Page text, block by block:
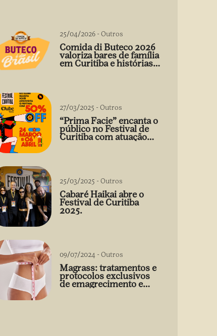
25/04/2026 -Outros
Comida di Buteco 2026
valoriza bares de família
em Curitiba e histórias
27/03/2025 -Outros
“Prima Facie” encanta o
público no Festival de
Curitiba com atuação
arrebatadora de Débora
25/03/2025 -Outros
Cabaré Haikai abre o
Festival de Curitiba
2025.
09/07/2024 -Outros
Magrass: tratamentos e
protocolos exclusivos
de emagrecimento e
estética sem uso de